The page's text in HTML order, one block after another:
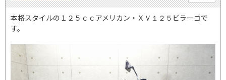
本格スタイルの１２５ｃｃアメリカン・ＸＶ１２５ビラーゴで
す。